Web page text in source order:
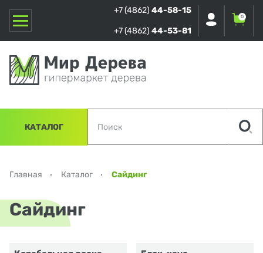
+7 (4862) 44-58-15
+7 (4862) 44-53-81
0
КАТАЛОГ
Главная Каталог Сайдинг
Сайдинг